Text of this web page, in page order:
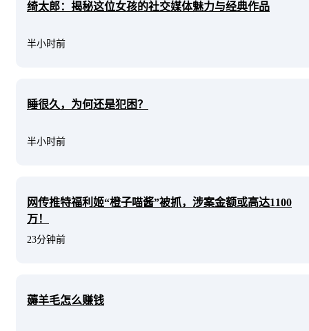
绮太郎：揭秘这位女孩的社交媒体魅力与经典作品
半小时前
睡很久，为何还是犯困？
半小时前
网传推特福利姬“橙子喵酱”被抓，涉案金额或高达1100
万！
23分钟前
薅羊毛怎么赚钱